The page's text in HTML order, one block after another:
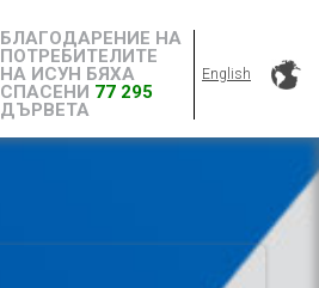
БЛАГОДАРЕНИЕ НА
ПОТРЕБИТЕЛИТЕ
НА ИСУН БЯХА
СПАСЕНИ 77 295
ДЪРВЕТА
English